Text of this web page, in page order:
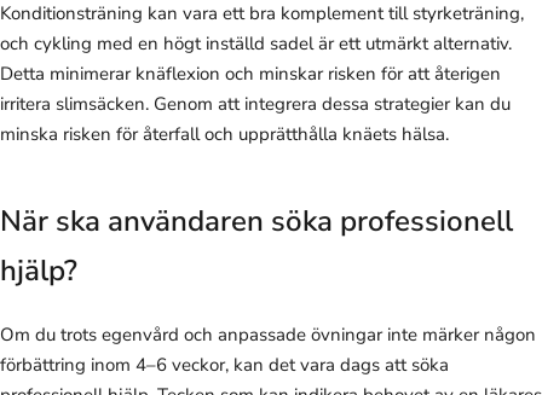
Konditionsträning kan vara ett bra komplement till styrketräning,
och cykling med en högt inställd sadel är ett utmärkt alternativ.
Detta minimerar knäflexion och minskar risken för att återigen
irritera slimsäcken. Genom att integrera dessa strategier kan du
minska risken för återfall och upprätthålla knäets hälsa.
När ska användaren söka professionell
hjälp?
Om du trots egenvård och anpassade övningar inte märker någon
förbättring inom 4–6 veckor, kan det vara dags att söka